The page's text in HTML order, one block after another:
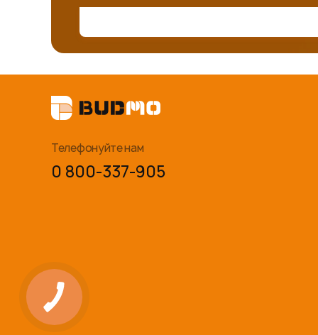
Телефонуйте нам
0 800-337-905